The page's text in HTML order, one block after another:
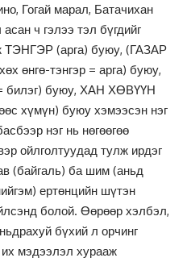
Гогай марал, Батачихан
ч гэлээ тэл бүгдийг
ТЭНГЭР (арга) буюу, (ГАЗАР
өнгө-тэнгэр = арга) буюу,
билэг) буюу, ХАН ХӨВҮҮН
хүмүн) буюу хэмээсэн нэг
нэг нь нөгөөгөө
ойлголтуудад тулж ирдэг
(байгаль) ба шим (аньд
ертөнцийн шүтэн
болой. Өөрөөр хэлбэл,
бүхий л орчинг
мэдээлэл хурааж